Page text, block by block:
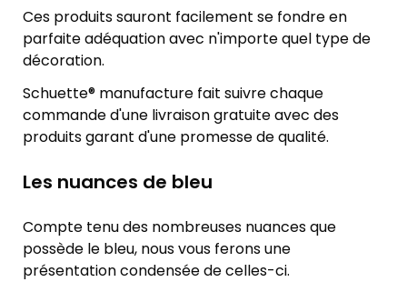
Ces produits sauront facilement se fondre en
parfaite adéquation avec n'importe quel type de
décoration.
Schuette® manufacture fait suivre chaque
commande d'une livraison gratuite avec des
produits garant d'une promesse de qualité.
Les nuances de bleu
Compte tenu des nombreuses nuances que
possède le bleu, nous vous ferons une
présentation condensée de celles-ci.